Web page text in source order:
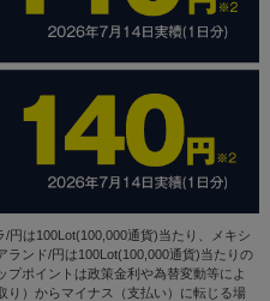
は100Lot(100,000通貨)当たり、メキシ
ランド/円は100Lot(100,000通貨)当たりの
プポイントは政策金利や為替変動等によ
り）からマイナス（支払い）に転じる場